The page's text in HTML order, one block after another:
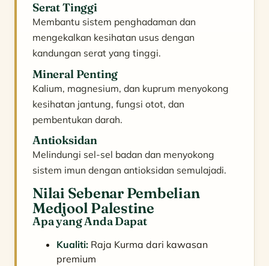
Serat Tinggi
Membantu sistem penghadaman dan
mengekalkan kesihatan usus dengan
kandungan serat yang tinggi.
Mineral Penting
Kalium, magnesium, dan kuprum menyokong
kesihatan jantung, fungsi otot, dan
pembentukan darah.
Antioksidan
Melindungi sel-sel badan dan menyokong
sistem imun dengan antioksidan semulajadi.
Nilai Sebenar Pembelian
Medjool Palestine
Apa yang Anda Dapat
Kualiti: Raja Kurma dari kawasan
premium